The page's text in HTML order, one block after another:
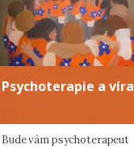
Psychoterapie a víra
Bude vám psychoterapeut